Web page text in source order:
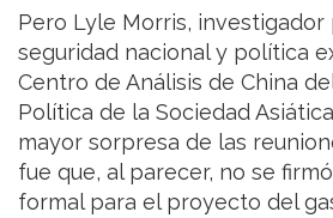
Pero Lyle Morris,
seguridad nacional y política
Centro de Análisis de China
Política de la Sociedad
mayor sorpresa de las
fue que, al parecer, no se
formal para el proyecto del